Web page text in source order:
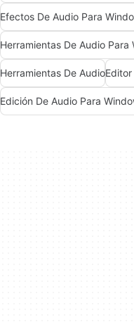
Efectos De Audio Para
Herramientas De Audio Para
Herramientas De Audio
Edición De Audio Para